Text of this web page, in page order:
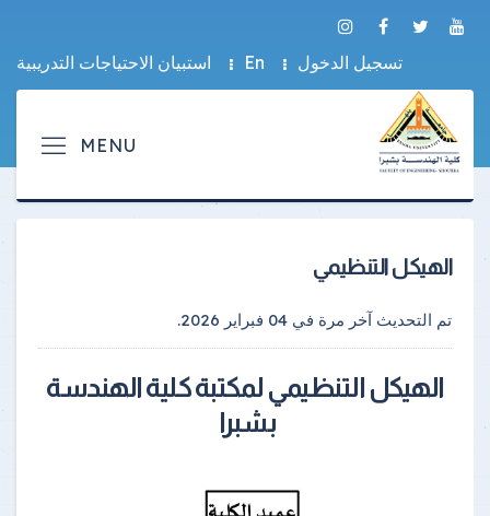
تسجيل الدخول En استبيان الاحتياجات التدريبية
الهيكل التنظيمي
تم التحديث آخر مرة في 04 فبراير 2026 .
الهيكل التنظيمي لمكتبة كلية الهندسة
بشبرا